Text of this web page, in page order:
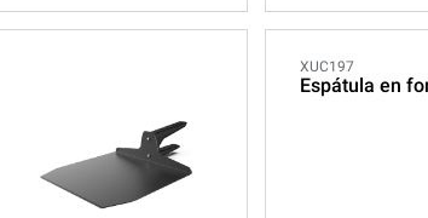
XUC197
Espátula en